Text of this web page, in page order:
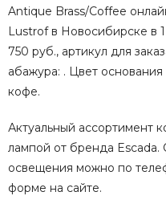
Antique Brass/Coffee
Lustrof в Новосибирске в 1
750 руб., артикул для
абажура: . Цвет
кофе.
Актуальный ассортимент
лампой от бренда Escada.
освещения можно по
форме на сайте.